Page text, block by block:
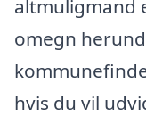
altmuligmand
omegn
hvis du vil